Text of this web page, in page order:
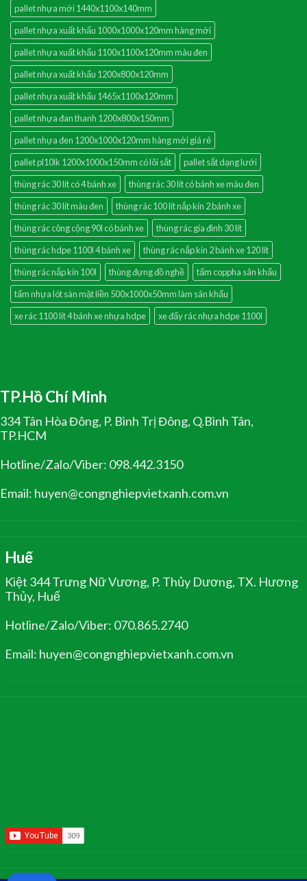
pallet nhựa mới 1440x1100x140mm
pallet nhựa xuất khẩu 1000x1000x120mm hàng mới
pallet nhựa xuất khẩu 1100x1100x120mm màu đen
pallet nhựa xuất khẩu 1200x800x120mm
pallet nhựa xuất khẩu 1465x1100x120mm
pallet nhựa đan thanh 1200x800x150mm
pallet nhựa đen 1200x1000x120mm hàng mới giá rẻ
pallet pl10lk 1200x1000x150mm có lõi sắt
pallet sắt dạng lưới
thùng rác 30 lít có 4 bánh xe
thùng rác 30 lít có bánh xe màu đen
thùng rác 30 lít màu đen
thùng rác 100 lít nắp kín 2 bánh xe
thùng rác công cộng 90l có bánh xe
thùng rác gia đình 30 lít
thùng rác hdpe 1100l 4 bánh xe
thùng rác nắp kín 2 bánh xe 120 lít
thùng rác nắp kín 100l
thùng đựng đồ nghề
tấm coppha sân khấu
tấm nhựa lót sàn mặt liền 500x1000x50mm làm sân khấu
xe rác 1100 lít 4 bánh xe nhựa hdpe
xe đẩy rác nhựa hdpe 1100l
TP.Hồ Chí Minh
334 Tân Hòa Đông, P. Bình Trị Đông, Q.Bình Tân,
TP.HCM
Hotline/Zalo/Viber: 098.442.3150
Email: huyen@congnghiepvietxanh.com.vn
Huế
Kiệt 344 Trưng Nữ Vương, P. Thủy Dương, TX. Hương
Thủy, Huế
Hotline/Zalo/Viber: 070.865.2740
Email: huyen@congnghiepvietxanh.com.vn